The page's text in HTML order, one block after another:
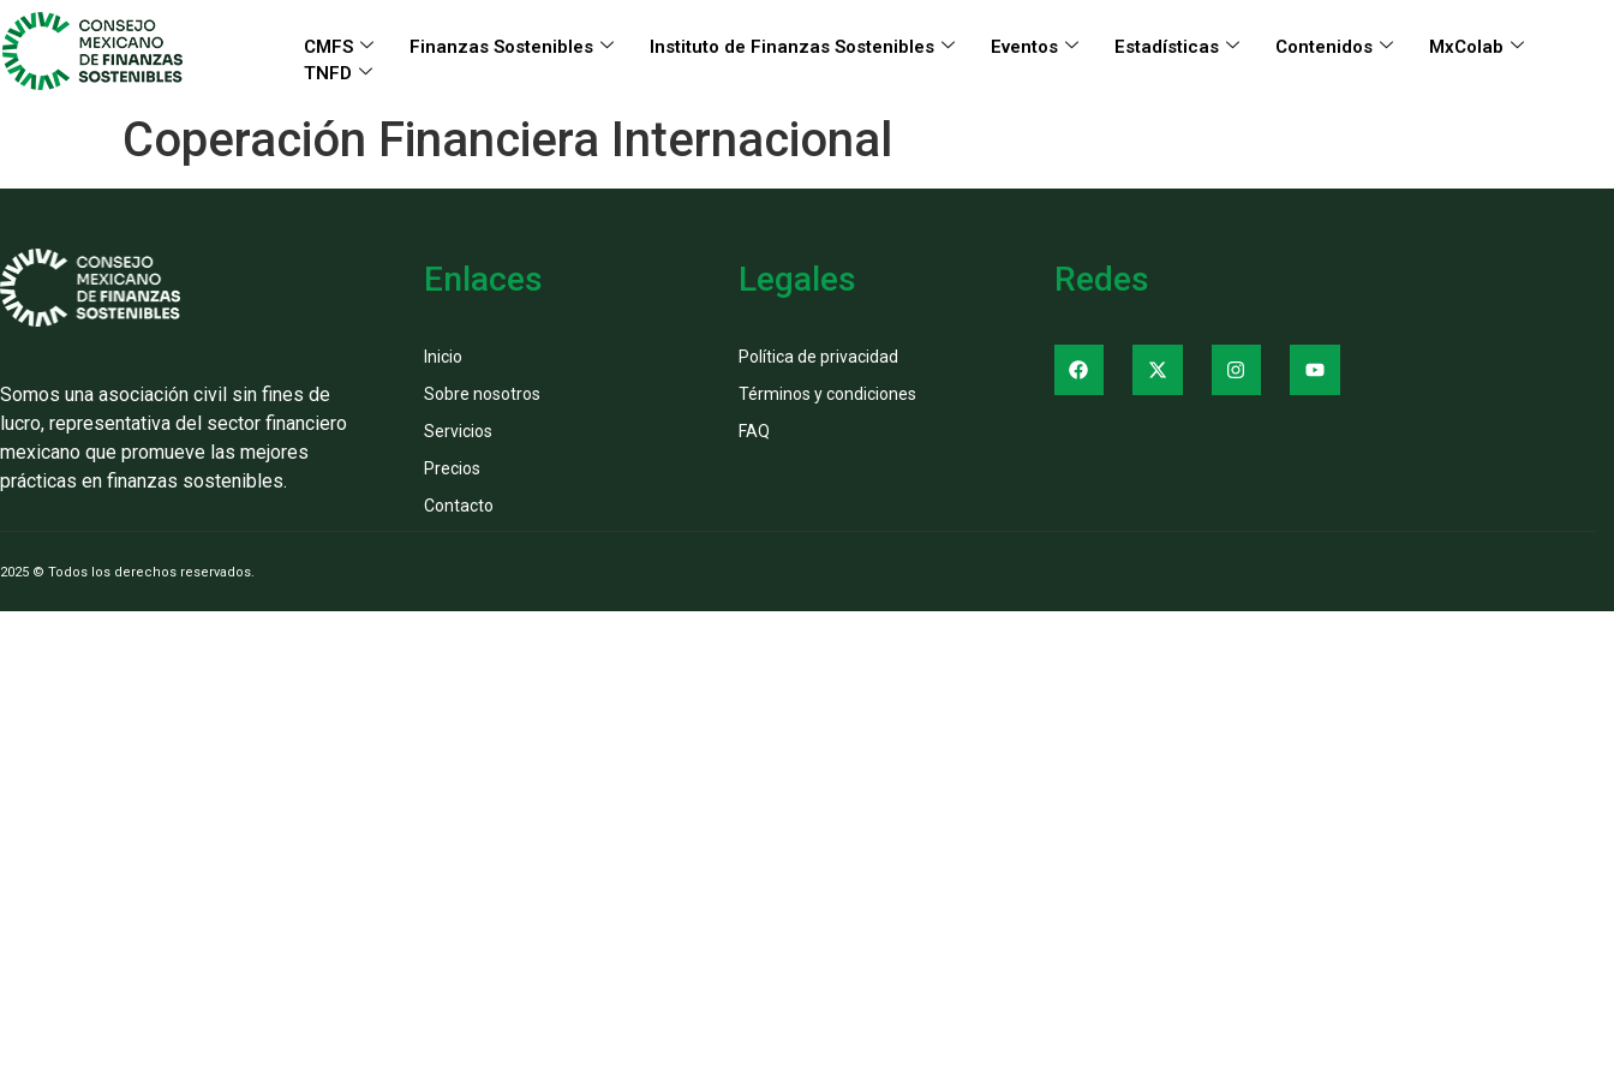
CMFS Finanzas Sostenibles Instituto de Finanzas Sostenibles Eventos Estadísticas Contenidos
MxColab
TNFD
Coperación Financiera Internacional
Somos una asociación civil sin fines de
lucro, representativa del sector financiero
mexicano que promueve las mejores
prácticas en finanzas sostenibles.
Enlaces
Inicio
Sobre nosotros
Servicios
Precios
Contacto
Legales
Política de privacidad
Términos y condiciones
FAQ
Redes
2025 © Todos los derechos reservados.